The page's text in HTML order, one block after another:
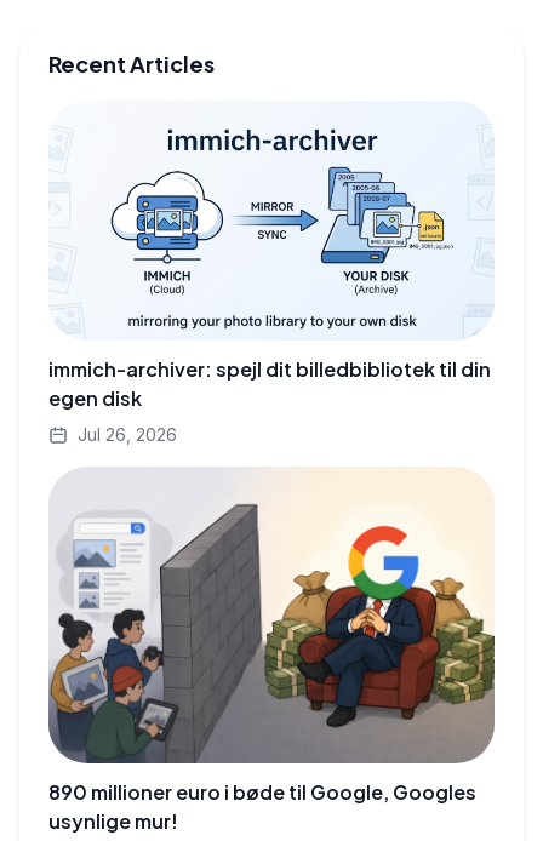
Recent Articles
immich-archiver: spejl dit billedbibliotek til din
egen disk
Jul 26, 2026
890 millioner euro i bøde til Google, Googles
usynlige mur!